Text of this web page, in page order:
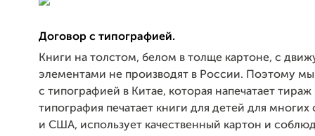
Договор с типографией.
Книги на толстом, белом в толще картоне, с
элементами не производят в России. Поэтому
с типографией в Китае, которая напечатает тираж
типография печатает книги для детей для многих
и США, использует качественный картон и